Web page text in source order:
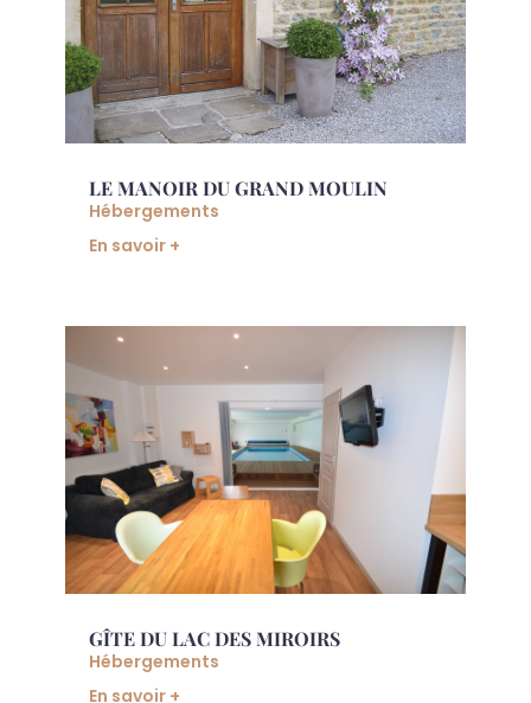
LE MANOIR DU GRAND MOULIN
Hébergements
En savoir +
GÎTE DU LAC DES MIROIRS
Hébergements
En savoir +